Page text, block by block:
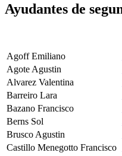
Ayudantes de
Agoff Emiliano
Agote Agustin
Alvarez Valentina
Barreiro Lara
Bazano Francisco
Berns Sol
Brusco Agustin
Castillo Menegotto Francisco